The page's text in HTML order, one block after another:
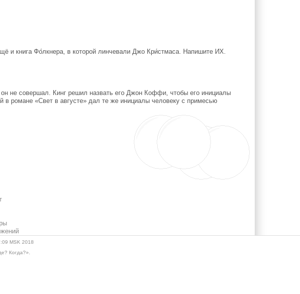
и книга Фо́лкнера, в которой линчевали Джо Кри́стмаса. Напишите ИХ.
не совершал. Кинг решил назвать его Джон Коффи, чтобы его инициалы
романе «Свет в августе» дал те же инициалы человеку с примесью
MSK 2018
Когда?».